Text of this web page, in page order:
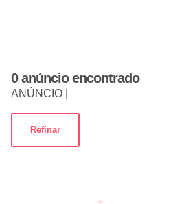
0 anúncio encontrado
ANÚNCIO |
Refinar